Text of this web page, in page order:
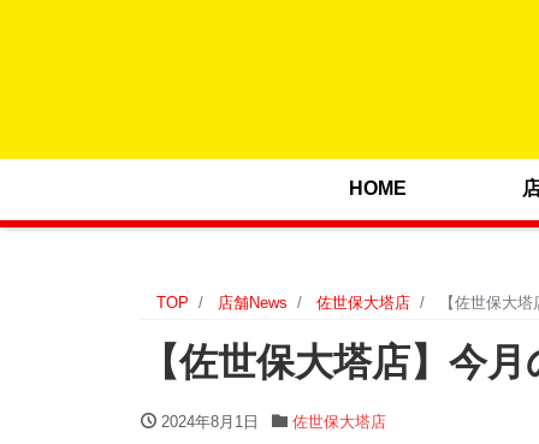
HOME
TOP 店舗News 佐世保大塔店 【佐世保大
【佐世保大塔店】今
2024年8月1日 佐世保大塔店